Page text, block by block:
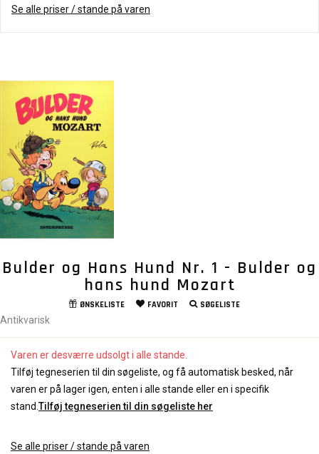
Se alle priser / stande på varen
Bulder og Hans Hund Nr. 1 - Bulder og
hans hund Mozart
ØNSKELISTE FAVORIT SØGELISTE
Antikvarisk
Varen er desværre udsolgt i alle stande.
Tilføj tegneserien til din søgeliste, og få automatisk besked, når
varen er på lager igen, enten i alle stande eller en i specifik
stand. Tilføj tegneserien til din søgeliste her
Se alle priser / stande på varen